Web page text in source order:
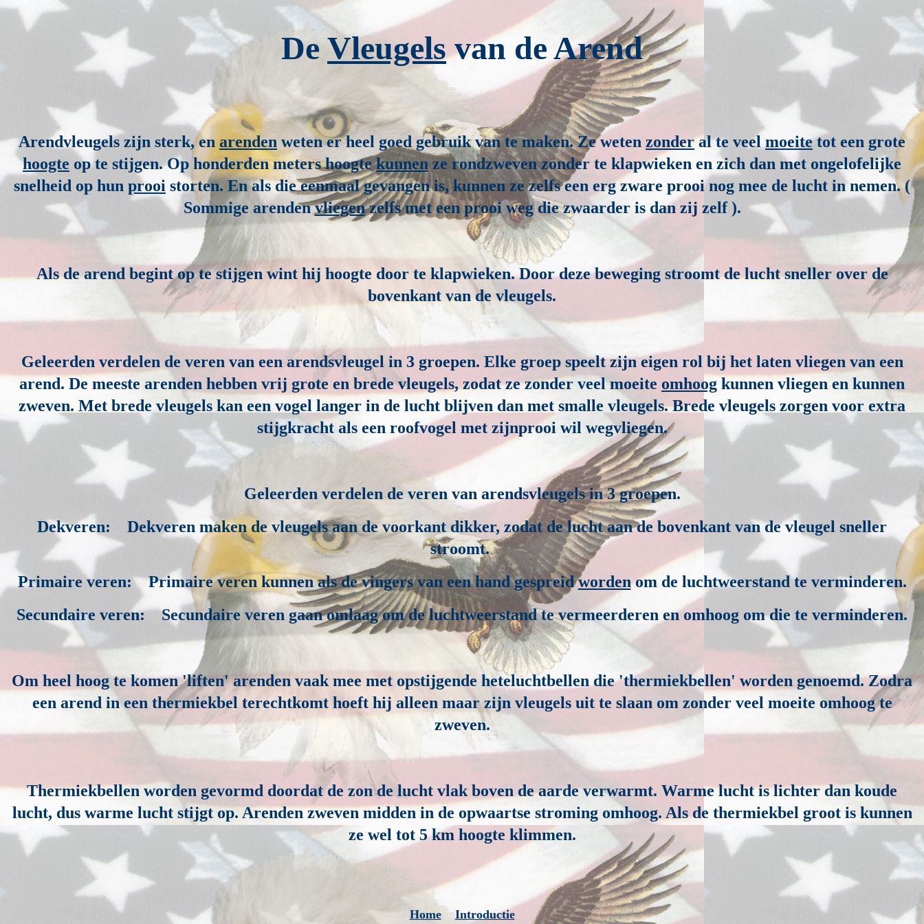
De Vleugelsvan de Arend
Arendvleugels zijn sterk, enarenden weten er heel goed gebruik van te maken. Ze weten zonderal te veel moeitetot een grote
hoogte op te stijgen. Op honderden meters hoogtekunnenze rondzweven zonder te klapwieken en zich dan met ongelofelijke
snelheid op hun prooi storten. En als die eenmaal gevangen is, kunnen ze zelfs een erg zware prooi nog mee de lucht in nemen. (
Sommige arendenvliegenzelfs met een prooi weg die zwaarder is dan zij zelf ).
Als de arend begint op te stijgen wint hij hoogte door te klapwieken. Door deze beweging stroomt de lucht sneller over de
bovenkant van de vleugels.
Geleerden verdelen de veren van een arendsvleugel in 3 groepen. Elke groep speelt zijn eigen rol bij het laten vliegen van een
arend. De meeste arenden hebben vrij grote en brede vleugels, zodat ze zonder veel moeite omhoog kunnen vliegen en kunnen
zweven. Met brede vleugels kan een vogel langer in de lucht blijven dan met smalle vleugels. Brede vleugels zorgen voor extra
stijgkracht als een roofvogel met zijnprooi wil wegvliegen.
Geleerden verdelen de veren van arendsvleugels in 3 groepen.
Dekveren:
Dekveren maken de vleugels aan de voorkant dikker, zodat de lucht aan de bovenkant van de vleugel sneller
stroomt.
Primaire veren: Primaire veren kunnen als de vingers van een hand gespreidwordenom de luchtweerstand te verminderen.
Secundaire veren: Secundaire veren gaan omlaag om de luchtweerstand te vermeerderen en omhoog om die te verminderen.
Om heel hoog te komen 'liften' arenden vaak mee met opstijgende heteluchtbellen die 'thermiekbellen' worden genoemd. Zodra
een arend in een thermiekbel terechtkomt hoeft hij alleen maar zijn vleugels uit te slaan om zonder veel moeite omhoog te
zweven.
Thermiekbellen worden gevormd doordat de zon de lucht vlak boven de aarde verwarmt. Warme lucht is lichter dan koude
lucht, dus warme lucht stijgt op. Arenden zweven midden in de opwaartse stroming omhoog. Als de thermiekbel groot is kunnen
ze wel tot 5 km hoogte klimmen.
Home Introductie